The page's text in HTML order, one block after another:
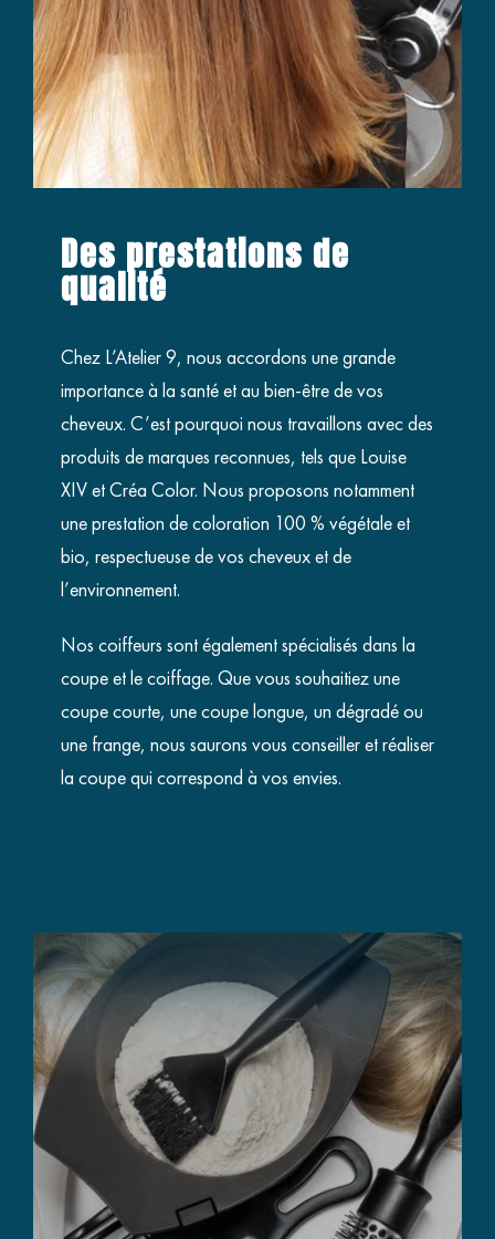
Des prestations de
qualité
Chez L’Atelier 9, nous accordons une grande
importance à la santé et au bien-être de vos
cheveux. C’est pourquoi nous travaillons avec des
produits de marques reconnues, tels que Louise
XIV et Créa Color. Nous proposons notamment
une prestation de coloration 100 % végétale et
bio, respectueuse de vos cheveux et de
l’environnement.
Nos coiffeurs sont également spécialisés dans la
coupe et le coiffage. Que vous souhaitiez une
coupe courte, une coupe longue, un dégradé ou
une frange, nous saurons vous conseiller et réaliser
la coupe qui correspond à vos envies.